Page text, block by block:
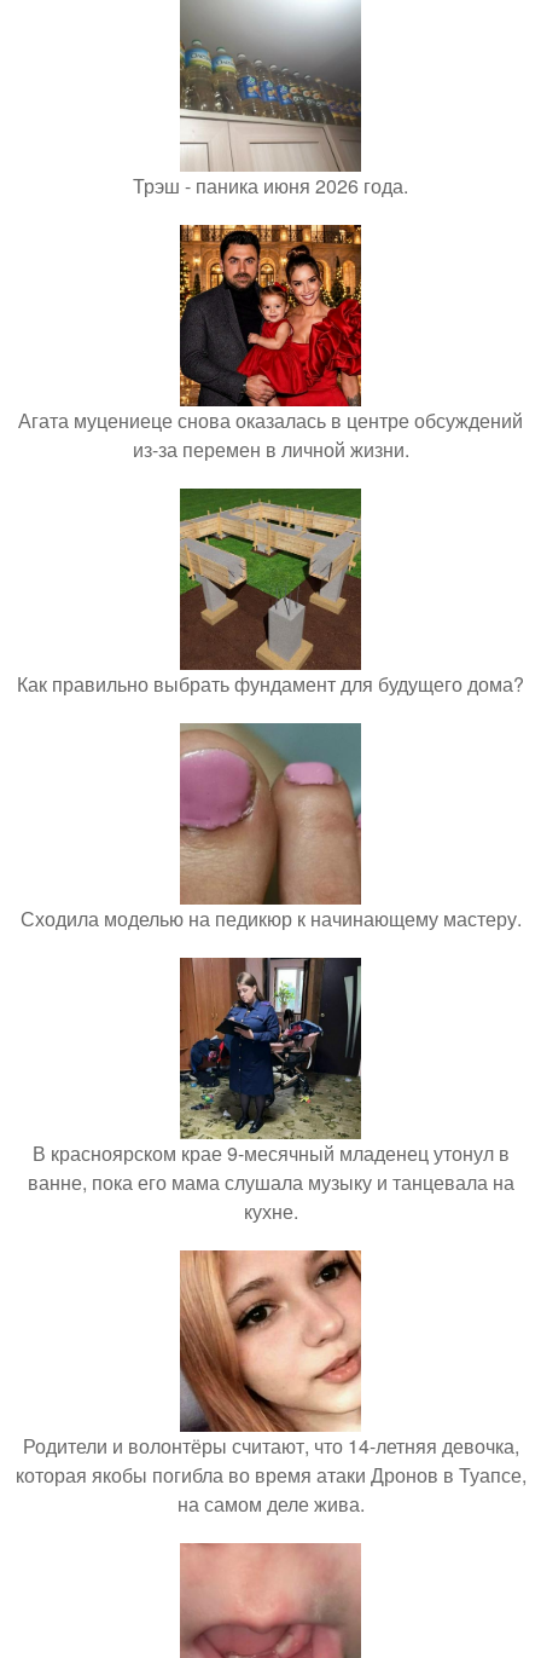
Трэш - паника июня 2026 года.
Агата муцениеце снова оказалась в центре обсуждений
из-за перемен в личной жизни.
Как правильно выбрать фундамент для будущего дома?
Сходила моделью на педикюр к начинающему мастеру.
В красноярском крае 9-месячный младенец утонул в
ванне, пока его мама слушала музыку и танцевала на
кухне.
Родители и волонтёры считают, что 14-летняя девочка,
которая якобы погибла во время атаки Дронов в Туапсе,
на самом деле жива.